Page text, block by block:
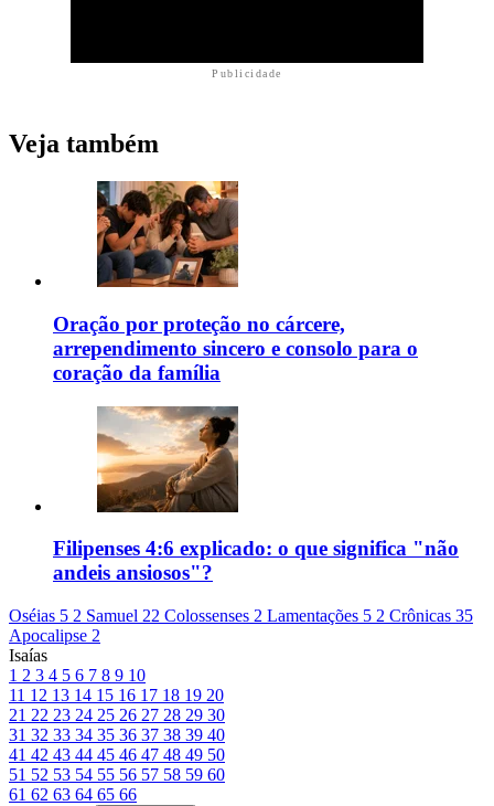
Publicidade
Veja também
Oração por proteção no cárcere,
arrependimento sincero e consolo para o
coração da família
Filipenses 4:6 explicado: o que significa "não
andeis ansiosos"?
Oséias 5 2 Samuel 22 Colossenses 2 Lamentações 5 2 Crônicas 35
Apocalipse 2
Isaías
1 2 3 4 5 6 7 8 9 10
11 12 13 14 15 16 17 18 19 20
21 22 23 24 25 26 27 28 29 30
31 32 33 34 35 36 37 38 39 40
41 42 43 44 45 46 47 48 49 50
51 52 53 54 55 56 57 58 59 60
61 62 63 64 65 66